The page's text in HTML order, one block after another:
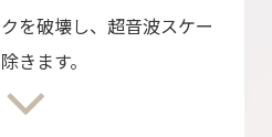
を破壊し、超音波スケー
きます。